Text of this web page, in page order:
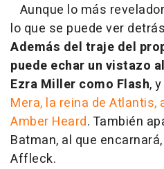
Aunque lo más
lo que se puede ver
Además del traje del
puede echar un vistazo
Ezra Miller como Flash,
Mera, la reina de Atlantis,
Amber Heard. También
Batman, al que
Affleck.